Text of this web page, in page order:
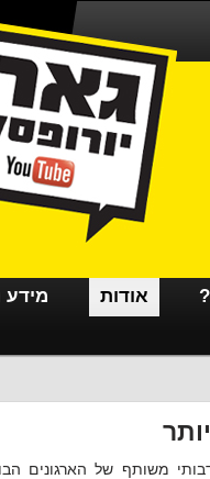
אודות
מידע
משותף של הארגונים